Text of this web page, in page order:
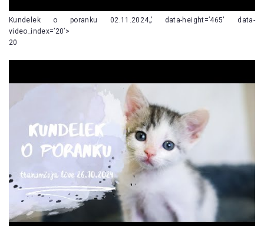
Kundelek o poranku 02.11.2024„’ data-height=’465′ data-
video_index=’20’>
20